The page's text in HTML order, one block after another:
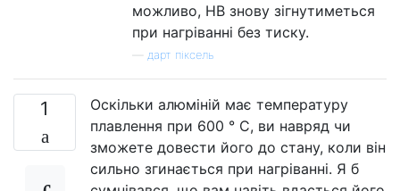
можливо, НВ знову зігнутиметься
при нагріванні без тиску.
дарт піксель
1
Оскільки алюміній має температуру
плавлення при 600 ° C, ви навряд чи
зможете довести його до стану, коли він
сильно згинається при нагріванні. Я б